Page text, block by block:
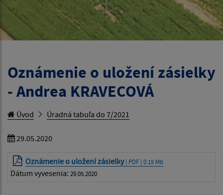
Oznámenie o uložení zásielky
- Andrea KRAVECOVÁ
Úvod Úradná tabuľa do 7/2021
29.05.2020
Oznámenie o uložení zásielky| PDF | 0.15 Mb
Dátum vyvesenia: 29.05.2020